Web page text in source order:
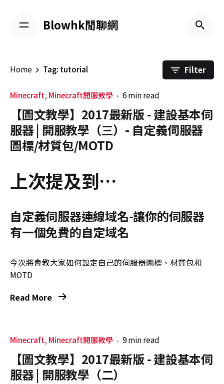
content
Blowhk閒聊網
Home Tag: tutorial Filter
Minecraft Minecraft開服教學 6 min read
【圖文教學】2017最新版 - 建設基本伺
服器 | 開服教學（三）- 自定義伺服器
圖標/材質包/MOTD
上次提及到…
自定義伺服器連線域名-讓你的伺服器
有一個免費的自定域名
今次將會教大家如何設定自己的伺服器圖標、材質包和
MOTD
Read More
Minecraft Minecraft開服教學 9 min read
【圖文教學】2017最新版 - 建設基本伺
服器 | 開服教學（二）